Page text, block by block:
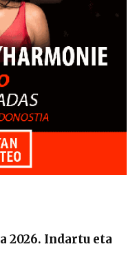
2026. Indartu eta